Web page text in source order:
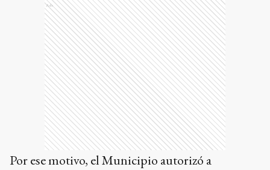
Ads
Por ese motivo, el Municipio autorizó a